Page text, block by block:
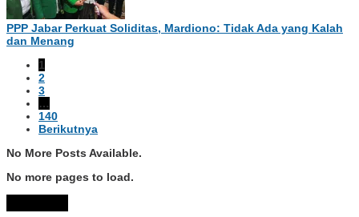
PPP Jabar Perkuat Soliditas, Mardiono: Tidak Ada yang Kalah
dan Menang
1
2
3
…
140
Berikutnya
No More Posts Available.
No more pages to load.